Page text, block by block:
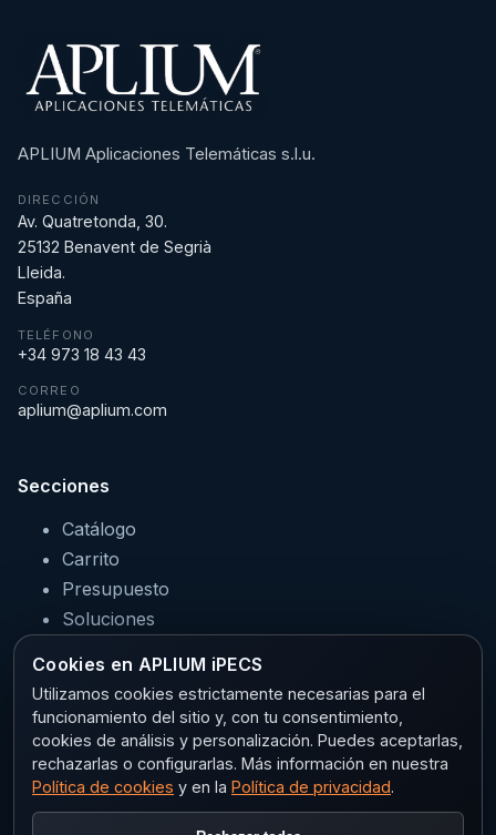
APLIUM Aplicaciones Telemáticas s.l.u.
DIRECCIÓN
Av. Quatretonda, 30.
25132 Benavent de Segrià
Lleida.
España
TELÉFONO
+34 973 18 43 43
CORREO
aplium@aplium.com
Secciones
Catálogo
Carrito
Presupuesto
Soluciones
Sectores
Legal
Aviso legal
Cookies en APLIUM iPECS
Utilizamos cookies estrictamente necesarias para el
funcionamiento del sitio y, con tu consentimiento,
cookies de análisis y personalización. Puedes aceptarlas,
rechazarlas o configurarlas. Más información en nuestra
Política de cookies y en la Política de privacidad.